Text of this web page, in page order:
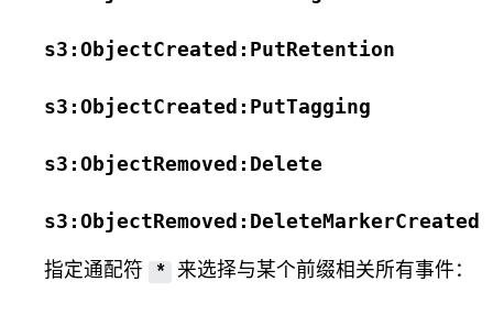
s3:ObjectCreated:PutRetention
s3:ObjectCreated:PutTagging
s3:ObjectRemoved:Delete
s3:ObjectRemoved:DeleteMarkerCreated
指定通配符 * 来选择与某个前缀相关所有事件：